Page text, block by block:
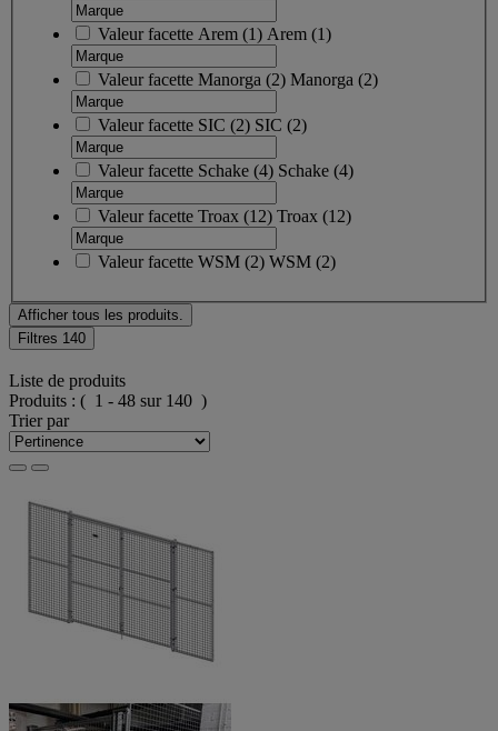
Valeur facette Arem (1) Arem (1)
Valeur facette Manorga (2) Manorga (2)
Valeur facette SIC (2) SIC (2)
Valeur facette Schake (4) Schake (4)
Valeur facette Troax (12) Troax (12)
Valeur facette WSM (2) WSM (2)
Afficher tous les produits.
Filtres 140
Liste de produits
Produits : ( 1 - 48 sur 140 )
Trier par